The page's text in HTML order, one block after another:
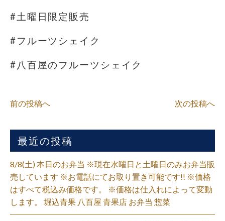
#土曜日限定販売
#フルーツシェイク
#八百屋のフルーツシェイク
前の投稿へ 次の投稿へ
最近の投稿
8/8(土) 本日のお弁当 ※現在水曜日と土曜日のみお弁当販
売しています ※お電話にてお取り置き可能です!! ※価格
はすべて税込み価格です。 ※価格は仕入れによって変動
します。 堀込青果 八百屋 青果店 お弁当 惣菜